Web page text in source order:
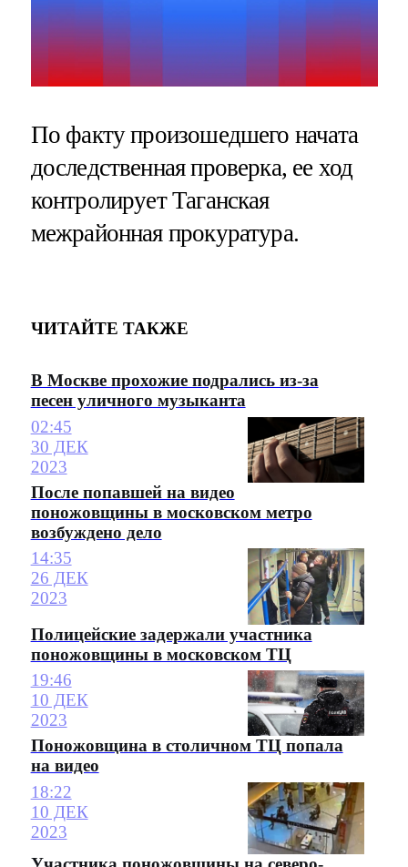
По факту произошедшего начата
доследственная проверка, ее ход
контролирует Таганская
межрайонная прокуратура.
ЧИТАЙТЕ ТАКЖЕ
В Москве прохожие подрались из-за
песен уличного музыканта
02:45
30 ДЕК
2023
После попавшей на видео
поножовщины в московском метро
возбуждено дело
14:35
26 ДЕК
2023
Полицейские задержали участника
поножовщины в московском ТЦ
19:46
10 ДЕК
2023
Поножовщина в столичном ТЦ попала
на видео
18:22
10 ДЕК
2023